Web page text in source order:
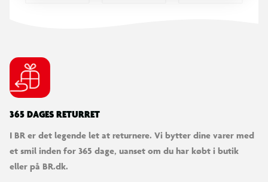
365 DAGES RETURRET
I BR er det legende let at returnere. Vi bytter dine varer med
et smil inden for 365 dage, uanset om du har købt i butik
eller på BR.dk.